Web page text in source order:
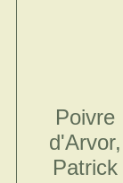
Poivre
d'Arvor,
Patrick